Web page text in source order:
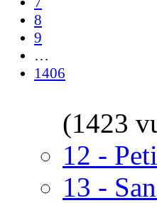
8
9
…
1406
(1423
12 -
13 -